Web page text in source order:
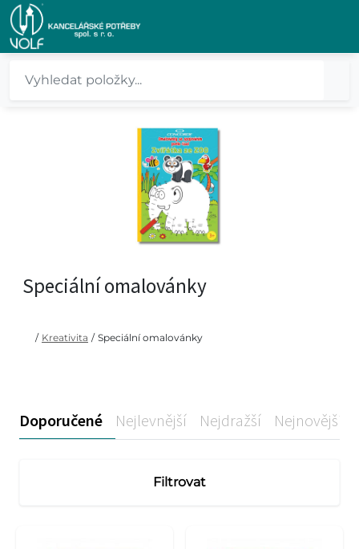
Speciální omalovánky
/ Kreativita / Speciální omalovánky
Doporučené Nejlevnější Nejdražší Nejnovější
Filtrovat